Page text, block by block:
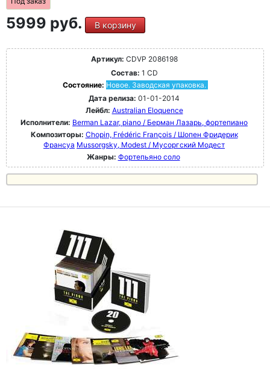
5999 руб. В корзину
Артикул: CDVP 2086198
Состав: 1 CD
Состояние: Новое. Заводская упаковка.
Дата релиза: 01-01-2014
Лейбл: Australian Eloquence
Исполнители: Berman Lazar, piano / Берман Лазарь, фортепиано
Композиторы: Chopin, Frédéric François / Шопен Фридерик
Франсуа Mussorgsky, Modest / Мусоргский Модест
Жанры: Фортепьяно соло